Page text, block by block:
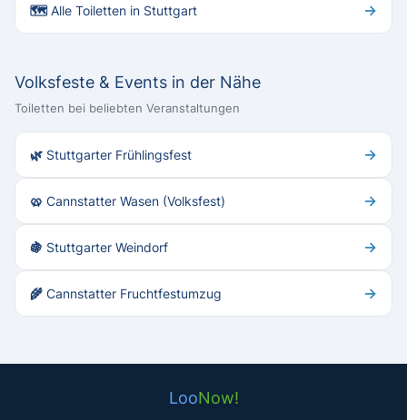
🗺 Alle Toiletten in Stuttgart →
Volksfeste & Events in der Nähe
Toiletten bei beliebten Veranstaltungen
🌿 Stuttgarter Frühlingsfest →
🥨 Cannstatter Wasen (Volksfest) →
🍇 Stuttgarter Weindorf →
🌾 Cannstatter Fruchtfestumzug →
LooNow!